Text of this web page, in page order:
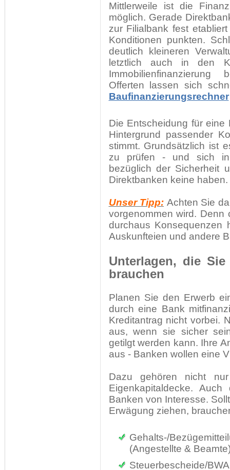
Mittlerweile ist die
möglich. Gerade
zur Filialbank fest
Konditionen punkten.
deutlich kleineren
letztlich auch in den
Immobilienfinanzierung
Offerten lassen sich
Baufinanzierungsrechner
Die Entscheidung für eine
Hintergrund passender
stimmt. Grundsätzlich ist
zu prüfen - und sich in
bezüglich der Sicherheit
Direktbanken keine haben.
Unser Tipp: Achten Sie
vorgenommen wird. Denn
durchaus Konsequenzen
Auskunfteien und andere
Unterlagen, die
brauchen
Planen Sie den Erwerb
durch eine Bank
Kreditantrag nicht vorbei.
aus, wenn sie sicher
getilgt werden kann. Ihre
aus - Banken wollen eine
Dazu gehören nicht
Eigenkapitaldecke.
Banken von Interesse.
Erwägung ziehen,
Gehalts-/
(Angestellte &
Steuerbescheide/